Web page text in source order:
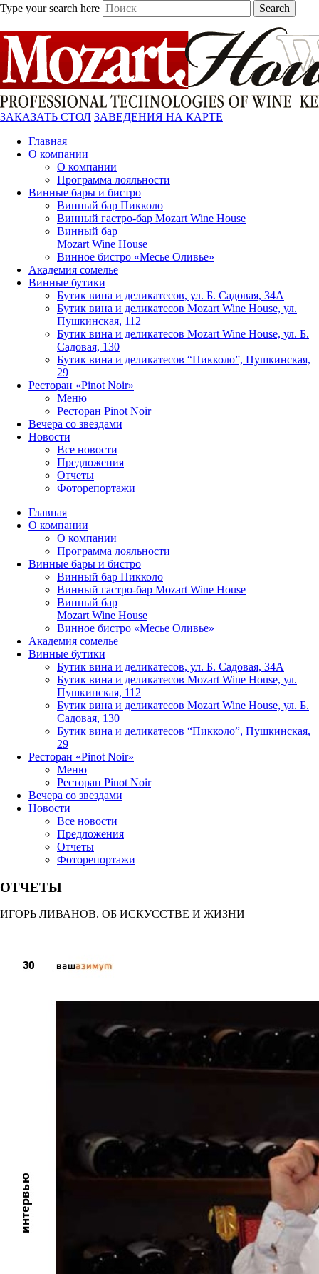
Type your search here Search
ЗАКАЗАТЬ СТОЛ ЗАВЕДЕНИЯ НА КАРТЕ
Главная
О компании
О компании
Программа лояльности
Винные бары и бистро
Винный бар Пикколо
Винный гастро-бар Mozart Wine House
Винный бар
Mozart Wine House
Винное бистро «Месье Оливье»
Академия сомелье
Винные бутики
Бутик вина и деликатесов, ул. Б. Садовая, 34А
Бутик вина и деликатесов Mozart Wine House, ул.
Пушкинская, 112
Бутик вина и деликатесов Mozart Wine House, ул. Б.
Садовая, 130
Бутик вина и деликатесов “Пикколо”, Пушкинская,
29
Ресторан «Pinot Noir»
Меню
Ресторан Pinot Noir
Вечера со звездами
Новости
Все новости
Предложения
Отчеты
Фоторепортажи
Главная
О компании
О компании
Программа лояльности
Винные бары и бистро
Винный бар Пикколо
Винный гастро-бар Mozart Wine House
Винный бар
Mozart Wine House
Винное бистро «Месье Оливье»
Академия сомелье
Винные бутики
Бутик вина и деликатесов, ул. Б. Садовая, 34А
Бутик вина и деликатесов Mozart Wine House, ул.
Пушкинская, 112
Бутик вина и деликатесов Mozart Wine House, ул. Б.
Садовая, 130
Бутик вина и деликатесов “Пикколо”, Пушкинская,
29
Ресторан «Pinot Noir»
Меню
Ресторан Pinot Noir
Вечера со звездами
Новости
Все новости
Предложения
Отчеты
Фоторепортажи
ОТЧЕТЫ
ИГОРЬ ЛИВАНОВ. ОБ ИСКУССТВЕ И ЖИЗНИ